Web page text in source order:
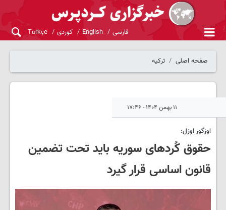
فارسی English کوردی Türkçe
صفحه اصلی ترکیه
۱۱ بهمن ۱۴۰۴ - ۱۷:۴۶
اوزگور اوزل:
حقوق کُردهای سوریه باید تحت تضمین
قانون اساسی قرار گیرد